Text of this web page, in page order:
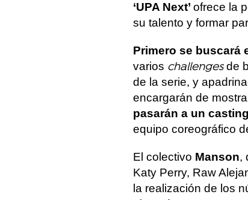
‘UPA Next’ ofrece la
su talento y formar
Primero se buscará
varios challengesde
de la serie, y
encargarán de
pasarán a un
equipo coreográfico
El colectivo Manson,
Katy Perry, Raw
la realización de los